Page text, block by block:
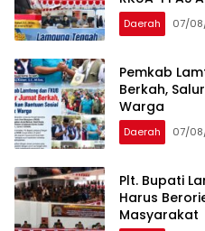
Daerah 07/
Pemkab
Berkah,
Warga
Daerah 07/
Plt. Bupati
Harus
Masyarakat